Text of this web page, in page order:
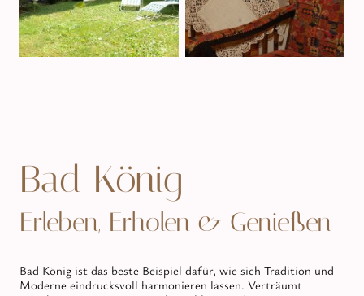
Bad König
Erleben, Erholen & Genießen
Bad König ist das beste Beispiel dafür, wie sich Tradition und
Moderne eindrucksvoll harmonieren lassen. Verträumt